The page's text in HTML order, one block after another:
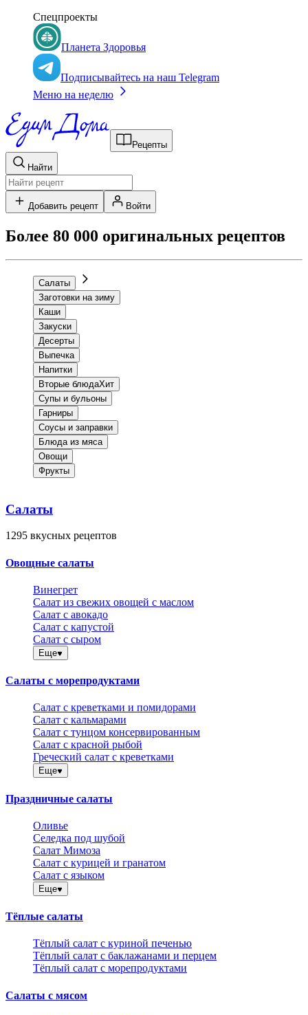
Спецпроекты
Планета Здоровья
Подписывайтесь на наш Telegram
Меню на неделю
Рецепты
Найти
Добавить рецепт Войти
Более 80 000 оригинальных рецептов
Салаты
Заготовки на зиму
Каши
Закуски
Десерты
Выпечка
Напитки
Вторые блюдаХит
Супы и бульоны
Гарниры
Соусы и заправки
Блюда из мяса
Овощи
Фрукты
Салаты
1295 вкусных рецептов
Овощные салаты
Винегрет
Салат из свежих овощей с маслом
Салат с авокадо
Салат с капустой
Салат с сыром
Еще
Салаты с морепродуктами
Салат с креветками и помидорами
Салат с кальмарами
Салат с тунцом консервированным
Салат с красной рыбой
Греческий салат с креветками
Еще
Праздничные салаты
Оливье
Селедка под шубой
Салат Мимоза
Салат с курицей и гранатом
Салат с языком
Еще
Тёплые салаты
Тёплый салат с куриной печенью
Тёплый салат с баклажанами и перцем
Тёплый салат с морепродуктами
Салаты с мясом